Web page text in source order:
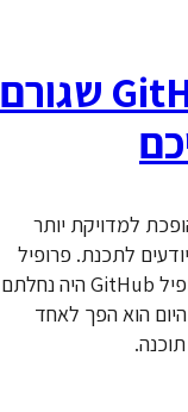
איך לבנות פרופיל GitHub שגורם
יש אמירה שהופכת למדויקת יותר
לתכנת. פרופיל
ה-GitHub שלכם מוכיח את זה. אם בעבר פרופיל GitHub היה נחלתם
הוא הפך לאחד